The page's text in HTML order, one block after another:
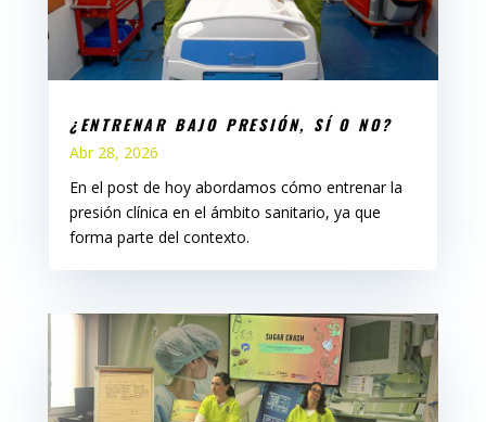
¿ENTRENAR BAJO PRESIÓN, SÍ O NO?
Abr 28, 2026
En el post de hoy abordamos cómo entrenar la
presión clínica en el ámbito sanitario, ya que
forma parte del contexto.